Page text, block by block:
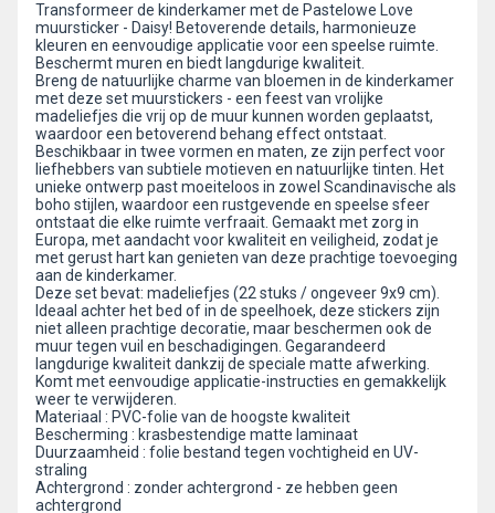
Transformeer de kinderkamer met de Pastelowe Love
muursticker - Daisy! Betoverende details, harmonieuze
kleuren en eenvoudige applicatie voor een speelse ruimte.
Beschermt muren en biedt langdurige kwaliteit.
Breng de natuurlijke charme van bloemen in de kinderkamer
met deze set muurstickers - een feest van vrolijke
madeliefjes die vrij op de muur kunnen worden geplaatst,
waardoor een betoverend behang effect ontstaat.
Beschikbaar in twee vormen en maten, ze zijn perfect voor
liefhebbers van subtiele motieven en natuurlijke tinten. Het
unieke ontwerp past moeiteloos in zowel Scandinavische als
boho stijlen, waardoor een rustgevende en speelse sfeer
ontstaat die elke ruimte verfraait. Gemaakt met zorg in
Europa, met aandacht voor kwaliteit en veiligheid, zodat je
met gerust hart kan genieten van deze prachtige toevoeging
aan de kinderkamer.
Deze set bevat: madeliefjes (22 stuks / ongeveer 9x9 cm).
Ideaal achter het bed of in de speelhoek, deze stickers zijn
niet alleen prachtige decoratie, maar beschermen ook de
muur tegen vuil en beschadigingen. Gegarandeerd
langdurige kwaliteit dankzij de speciale matte afwerking.
Komt met eenvoudige applicatie-instructies en gemakkelijk
weer te verwijderen.
Materiaal : PVC-folie van de hoogste kwaliteit
Bescherming : krasbestendige matte laminaat
Duurzaamheid : folie bestand tegen vochtigheid en UV-
straling
Achtergrond : zonder achtergrond - ze hebben geen
achtergrond